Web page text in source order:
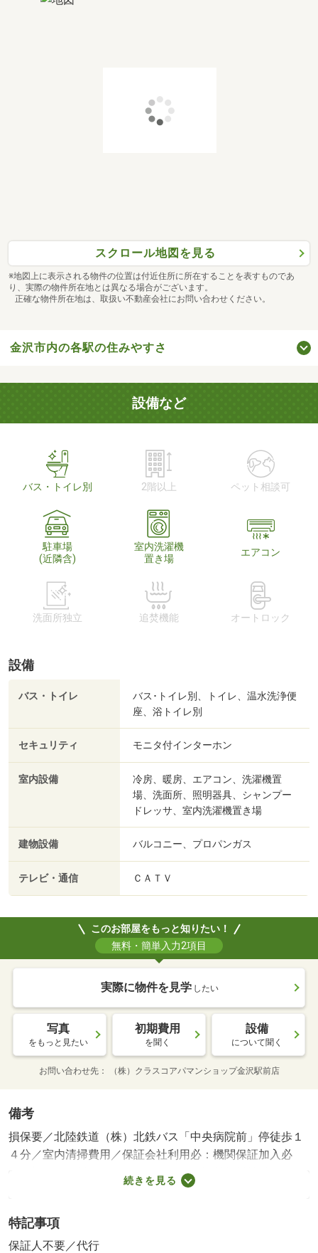
スクロール地図を見る
※地図上に表示される物件の位置は付近住所に所在することを表すものであ
り、実際の物件所在地とは異なる場合がございます。
正確な物件所在地は、取扱い不動産会社にお問い合わせください。
金沢市内の各駅の住みやすさ
設備など
バス・トイレ別 2階以上 ペット相談可
駐車場
(近隣含)
室内洗濯機
置き場
エアコン
洗面所独立 追焚機能 オートロック
設備
バス・トイレ
バス･トイレ別、トイレ、温水洗浄便
座、浴トイレ別
セキュリティ モニタ付インターホン
室内設備
冷房、暖房、エアコン、洗濯機置
場、洗面所、照明器具、シャンプー
ドレッサ、室内洗濯機置き場
建物設備 バルコニー、プロパンガス
テレビ・通信 ＣＡＴＶ
このお部屋をもっと知りたい！
無料・簡単入力2項目
実際に物件を見学 したい
写真
をもっと見たい
初期費用
を聞く
設備
について聞く
お問い合わせ先 （株）クラスコアパマンショップ金沢駅前店
備考
損保要／北陸鉄道（株）北鉄バス「中央病院前」停徒歩１
４分／室内清掃費用／保証会社利用必：機関保証加入必
須。初回保証料１８０００円、月額保証料賃料等総額の
１％＋８００円／月（その他商品あり）／［退去時費用
はご契約前にＬＰガス事業者にご確認いただけます。 ル
ームクリーニング料金にエアコンクリーニング費用を含み
続きを見る
特記事項
保証人不要／代行